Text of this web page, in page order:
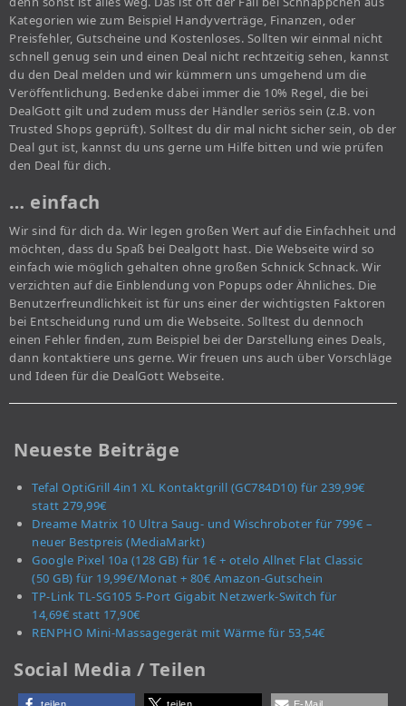
Kategorien wie zum Beispiel Handyverträge, Finanzen, oder
Preisfehler, Gutscheine und Kostenloses. Sollten wir einmal nicht
schnell genug sein und einen Deal nicht rechtzeitig sehen, kannst
du den Deal melden und wir kümmern uns umgehend um die
Veröffentlichung. Bedenke dabei immer die 10% Regel, die bei
DealGott gilt und zudem muss der Händler seriös sein (z.B. von
Trusted Shops geprüft). Solltest du dir mal nicht sicher sein, ob der
Deal gut ist, kannst du uns gerne um Hilfe bitten und wie prüfen
den Deal für dich.
… einfach
Wir sind für dich da. Wir legen großen Wert auf die Einfachheit und
möchten, dass du Spaß bei Dealgott hast. Die Webseite wird so
einfach wie möglich gehalten ohne großen Schnick Schnack. Wir
verzichten auf die Einblendung von Popups oder Ähnliches. Die
Benutzerfreundlichkeit ist für uns einer der wichtigsten Faktoren
bei Entscheidung rund um die Webseite. Solltest du dennoch
einen Fehler finden, zum Beispiel bei der Darstellung eines Deals,
dann kontaktiere uns gerne. Wir freuen uns auch über Vorschläge
und Ideen für die DealGott Webseite.
Neueste Beiträge
Tefal OptiGrill 4in1 XL Kontaktgrill (GC784D10) für 239,99€
statt 279,99€
Dreame Matrix 10 Ultra Saug- und Wischroboter für 799€ –
neuer Bestpreis (MediaMarkt)
Google Pixel 10a (128 GB) für 1€ + otelo Allnet Flat Classic
(50 GB) für 19,99€/Monat + 80€ Amazon-Gutschein
TP-Link TL-SG105 5-Port Gigabit Netzwerk-Switch für
14,69€ statt 17,90€
RENPHO Mini-Massagegerät mit Wärme für 53,54€
Social Media / Teilen